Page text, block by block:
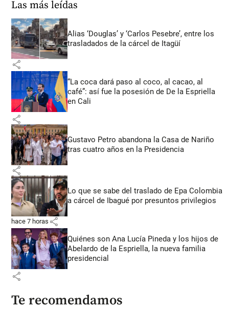
Las más leídas
Alias ‘Douglas’ y ‘Carlos Pesebre’, entre los
trasladados de la cárcel de Itagüí
share
“La coca dará paso al coco, al cacao, al
café”: así fue la posesión de De la Espriella
en Cali
share
Gustavo Petro abandona la Casa de Nariño
tras cuatro años en la Presidencia
share
Lo que se sabe del traslado de Epa Colombia
a cárcel de Ibagué por presuntos privilegios
hace 7 horas share
Quiénes son Ana Lucía Pineda y los hijos de
Abelardo de la Espriella, la nueva familia
presidencial
share
Te recomendamos